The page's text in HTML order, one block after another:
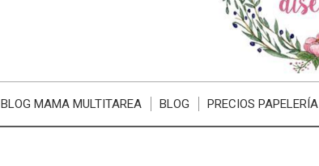
BLOG MAMA MULTITAREA BLOG PRECIOS PAPELERÍA